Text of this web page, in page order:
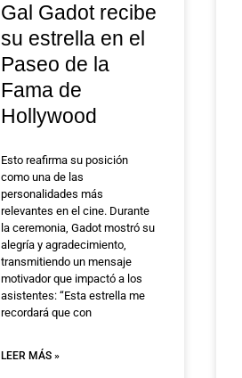
Gal Gadot recibe
su estrella en el
Paseo de la
Fama de
Hollywood
Esto reafirma su posición
como una de las
personalidades más
relevantes en el cine. Durante
la ceremonia, Gadot mostró su
alegría y agradecimiento,
transmitiendo un mensaje
motivador que impactó a los
asistentes: “Esta estrella me
recordará que con
LEER MÁS »